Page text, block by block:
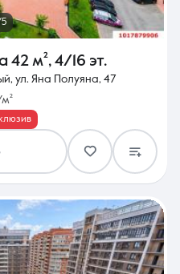
5
42 м², 4/16 эт.
ул. Яна Полуяна, 47